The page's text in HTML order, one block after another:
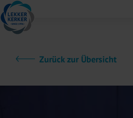
Zurück zur Übersicht